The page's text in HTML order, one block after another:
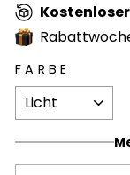
Kostenloser
FARBE